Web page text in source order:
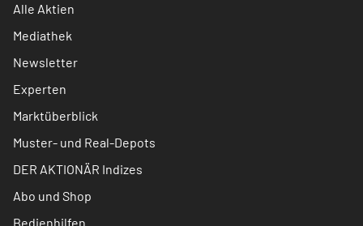
Alle Aktien
Mediathek
Newsletter
Experten
Marktüberblick
Muster- und Real-Depots
DER AKTIONÄR Indizes
Abo und Shop
Bedienhilfen